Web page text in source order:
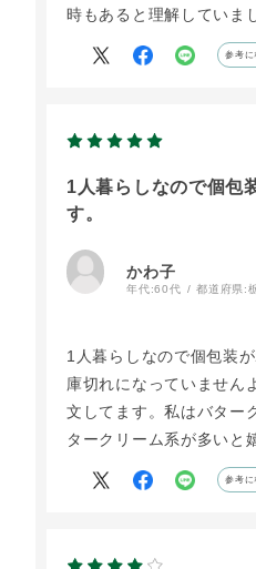
時もあると理解していま
参考に
1人暮らしなので個包
す。
かわ子
年代:60代 都道府県:
1人暮らしなので個包装
庫切れになっていません
文してます。私はバター
タークリーム系が多いと
参考に